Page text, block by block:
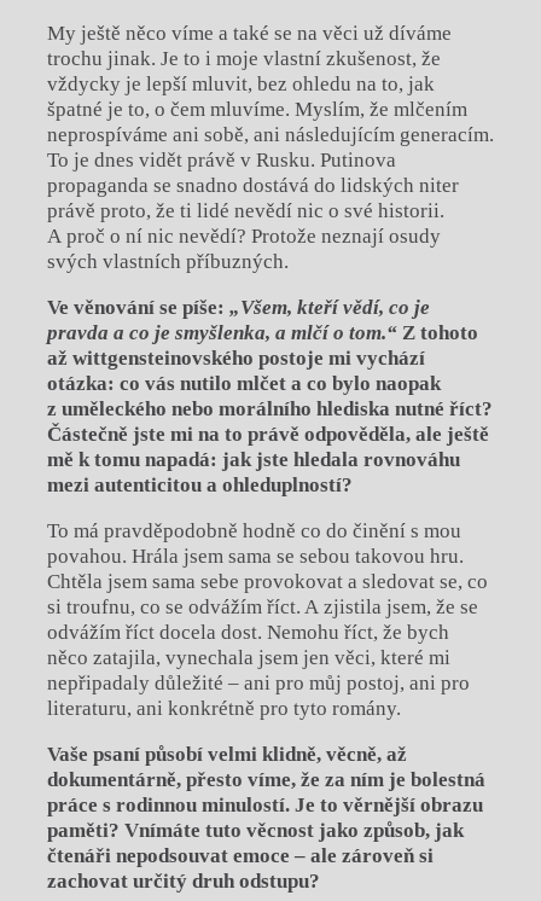
My ještě něco víme a také se na věci už díváme
trochu jinak. Je to i moje vlastní zkušenost, že
vždycky je lepší mluvit, bez ohledu na to, jak
špatné je to, o čem mluvíme. Myslím, že mlčením
neprospíváme ani sobě, ani následujícím generacím.
To je dnes vidět právě v Rusku. Putinova
propaganda se snadno dostává do lidských niter
právě proto, že ti lidé nevědí nic o své historii.
A proč o ní nic nevědí? Protože neznají osudy
svých vlastních příbuzných.
Ve věnování se píše: „Všem, kteří vědí, co je
pravda a co je smyšlenka, a mlčí o tom.“ Z tohoto
až wittgensteinovského postoje mi vychází
otázka: co vás nutilo mlčet a co bylo naopak
z uměleckého nebo morálního hlediska nutné říct?
Částečně jste mi na to právě odpověděla, ale ještě
mě k tomu napadá: jak jste hledala rovnováhu
mezi autenticitou a ohleduplností?
To má pravděpodobně hodně co do činění s mou
povahou. Hrála jsem sama se sebou takovou hru.
Chtěla jsem sama sebe provokovat a sledovat se, co
si troufnu, co se odvážím říct. A zjistila jsem, že se
odvážím říct docela dost. Nemohu říct, že bych
něco zatajila, vynechala jsem jen věci, které mi
nepřipadaly důležité – ani pro můj postoj, ani pro
literaturu, ani konkrétně pro tyto romány.
Vaše psaní působí velmi klidně, věcně, až
dokumentárně, přesto víme, že za ním je bolestná
práce s rodinnou minulostí. Je to věrnější obrazu
paměti? Vnímáte tuto věcnost jako způsob, jak
čtenáři nepodsouvat emoce – ale zároveň si
zachovat určitý druh odstupu?